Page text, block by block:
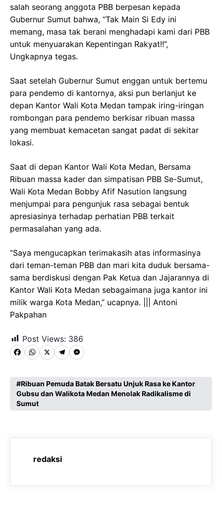
salah seorang anggota PBB berpesan kepada
Gubernur Sumut bahwa, “Tak Main Si Edy ini
memang, masa tak berani menghadapi kami dari PBB
untuk menyuarakan Kepentingan Rakyat!!”,
Ungkapnya tegas.
Saat setelah Gubernur Sumut enggan untuk bertemu
para pendemo di kantornya, aksi pun berlanjut ke
depan Kantor Wali Kota Medan tampak iring-iringan
rombongan para pendemo berkisar ribuan massa
yang membuat kemacetan sangat padat di sekitar
lokasi.
Saat di depan Kantor Wali Kota Medan, Bersama
Ribuan massa kader dan simpatisan PBB Se-Sumut,
Wali Kota Medan Bobby Afif Nasution langsung
menjumpai para pengunjuk rasa sebagai bentuk
apresiasinya terhadap perhatian PBB terkait
permasalahan yang ada.
“Saya mengucapkan terimakasih atas informasinya
dari teman-teman PBB dan mari kita duduk bersama-
sama berdiskusi dengan Pak Ketua dan Jajarannya di
Kantor Wali Kota Medan sebagaimana juga kantor ini
milik warga Kota Medan,” ucapnya. ||| Antoni
Pakpahan
Post Views: 386
F
c
e
o
W
a
t
A
p
X T
l
e
r
m
M
s
s
n
r
Ribuan Pemuda Batak Bersatu Unjuk Rasa ke Kantor
Gubsu dan Walikota Medan Menolak Radikalisme di
Sumut
redaksi